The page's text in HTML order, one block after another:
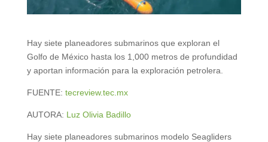
Hay siete planeadores submarinos que exploran el
Golfo de México hasta los 1,000 metros de profundidad
y aportan información para la exploración petrolera.
FUENTE: tecreview.tec.mx
AUTORA: Luz Olivia Badillo
Hay siete planeadores submarinos modelo Seagliders